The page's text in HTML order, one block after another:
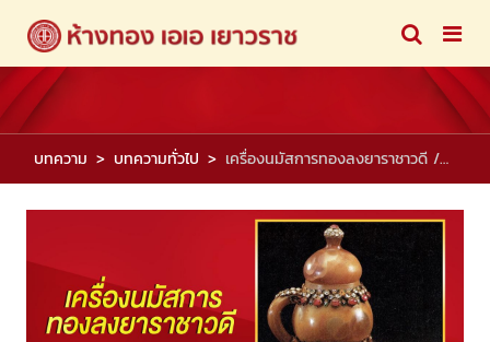
บทความ บทความทั่วไป เครื่องนมัสการทองลงยาราชาวดี /พระเต้าเบญจคัพภ์